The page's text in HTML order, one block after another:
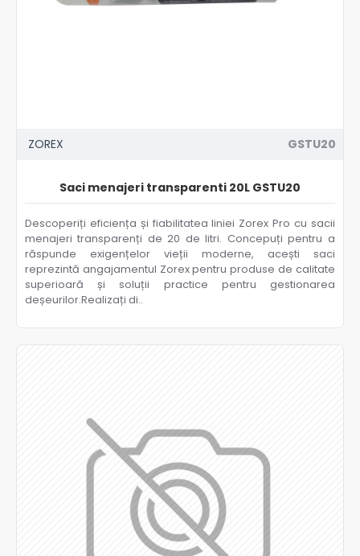
ZOREX GSTU20
Saci menajeri transparenti 20L GSTU20
Descoperiți eficiența și fiabilitatea liniei Zorex Pro cu sacii
menajeri transparenți de 20 de litri. Concepuți pentru a
răspunde exigențelor vieții moderne, acești saci
reprezintă angajamentul Zorex pentru produse de calitate
superioară și soluții practice pentru gestionarea
deșeurilor.Realizați di..